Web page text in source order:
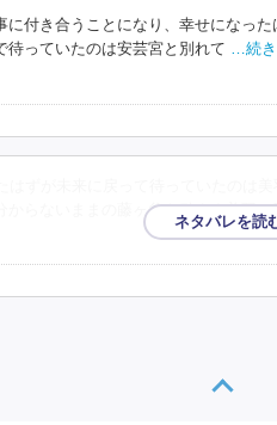
付き合うことになり、幸せになっ
待っていたのは安芸宮と別れて …続
からないままの藤ヶ谷を励ます美羽と